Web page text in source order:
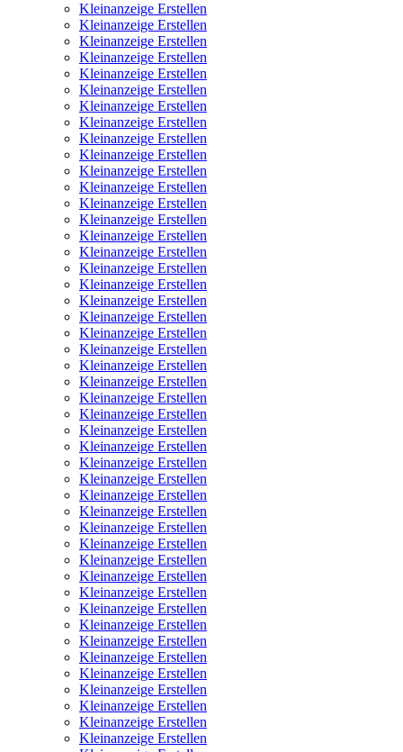
Kleinanzeige Erstellen
Kleinanzeige Erstellen
Kleinanzeige Erstellen
Kleinanzeige Erstellen
Kleinanzeige Erstellen
Kleinanzeige Erstellen
Kleinanzeige Erstellen
Kleinanzeige Erstellen
Kleinanzeige Erstellen
Kleinanzeige Erstellen
Kleinanzeige Erstellen
Kleinanzeige Erstellen
Kleinanzeige Erstellen
Kleinanzeige Erstellen
Kleinanzeige Erstellen
Kleinanzeige Erstellen
Kleinanzeige Erstellen
Kleinanzeige Erstellen
Kleinanzeige Erstellen
Kleinanzeige Erstellen
Kleinanzeige Erstellen
Kleinanzeige Erstellen
Kleinanzeige Erstellen
Kleinanzeige Erstellen
Kleinanzeige Erstellen
Kleinanzeige Erstellen
Kleinanzeige Erstellen
Kleinanzeige Erstellen
Kleinanzeige Erstellen
Kleinanzeige Erstellen
Kleinanzeige Erstellen
Kleinanzeige Erstellen
Kleinanzeige Erstellen
Kleinanzeige Erstellen
Kleinanzeige Erstellen
Kleinanzeige Erstellen
Kleinanzeige Erstellen
Kleinanzeige Erstellen
Kleinanzeige Erstellen
Kleinanzeige Erstellen
Kleinanzeige Erstellen
Kleinanzeige Erstellen
Kleinanzeige Erstellen
Kleinanzeige Erstellen
Kleinanzeige Erstellen
Kleinanzeige Erstellen